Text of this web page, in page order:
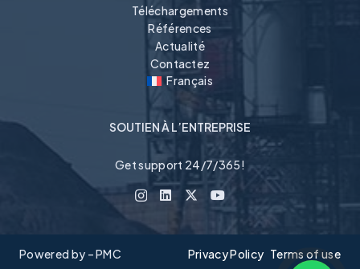
Téléchargements
Références
Actualité
Contactez
Français
SOUTIEN À L’ENTREPRISE
Get support 24/7/365!
Powered by – PMC Privacy Policy Terms of use